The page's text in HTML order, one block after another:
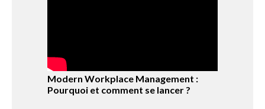
Modern Workplace Management :
Pourquoi et comment se lancer ?